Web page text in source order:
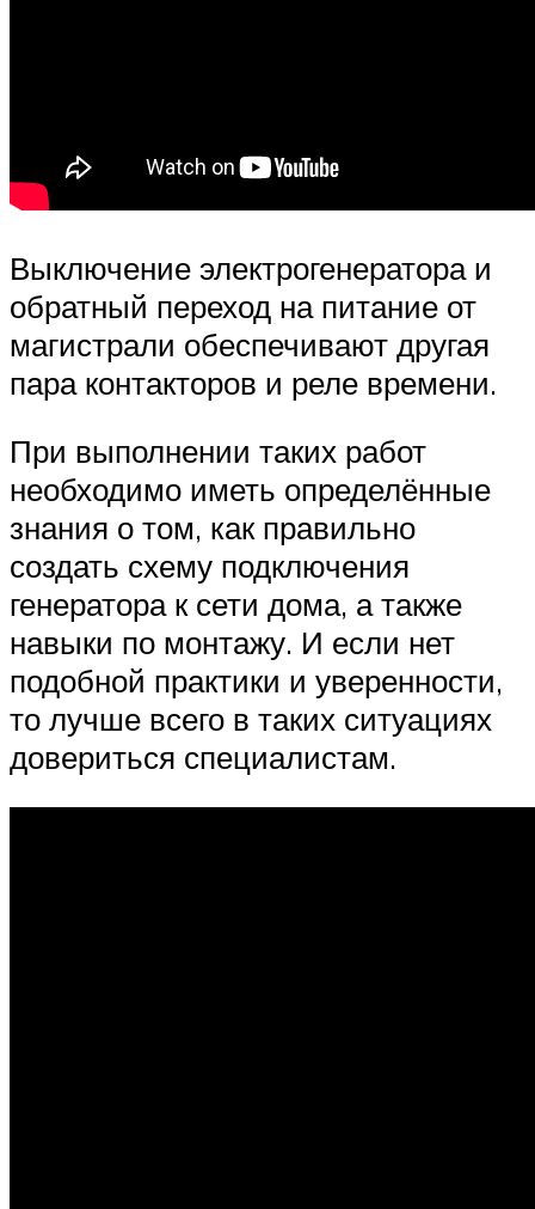
Выключение электрогенератора и
обратный переход на питание от
магистрали обеспечивают другая
пара контакторов и реле времени.
При выполнении таких работ
необходимо иметь определённые
знания о том, как правильно
создать схему подключения
генератора к сети дома, а также
навыки по монтажу. И если нет
подобной практики и уверенности,
то лучше всего в таких ситуациях
довериться специалистам.